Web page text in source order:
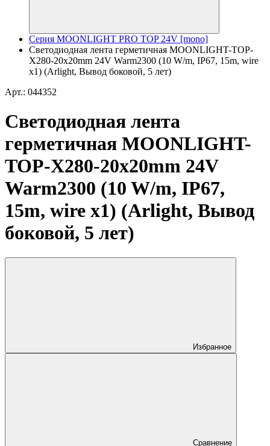
Серия MOONLIGHT PRO TOP 24V [mono]
Светодиодная лента герметичная MOONLIGHT-TOP-
X280-20x20mm 24V Warm2300 (10 W/m, IP67, 15m, wire
x1) (Arlight, Вывод боковой, 5 лет)
Арт.: 044352
Светодиодная лента
герметичная MOONLIGHT-
TOP-X280-20x20mm 24V
Warm2300 (10 W/m, IP67,
15m, wire x1) (Arlight, Вывод
боковой, 5 лет)
Избранное
Сравнение